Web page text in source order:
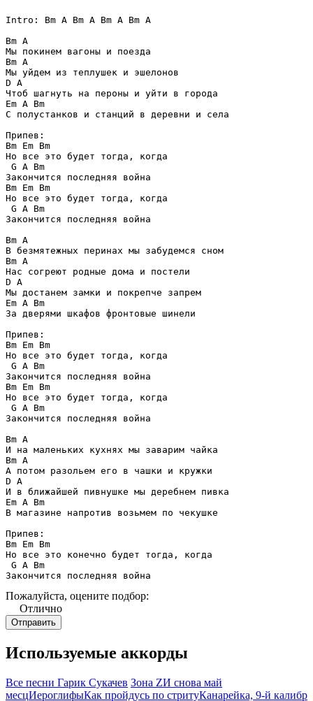
Intro: Bm A Bm A Bm A Bm A
Bm A
Мы покинем вагоны и поезда
Bm A
Мы уйдем из теплушек и эшелонов
D A
Чтоб шагнуть на пероны и уйти в города
Em A Bm
С полустанков и станций в деревни и села
Припев:
Bm Em Bm
Но все это будет тогда, когда
G A Bm
Закончится последняя война
Bm Em Bm
Но все это будет тогда, когда
G A Bm
Закончится последняя война
Bm A
В безмятежных перинах мы забудемся сном
Bm A
Нас согреют родные дома и постели
D A
Мы достанем замки и покрепче запрем
Em A Bm
За дверями шкафов фронтовые шинели
Припев:
Bm Em Bm
Но все это будет тогда, когда
G A Bm
Закончится последняя война
Bm Em Bm
Но все это будет тогда, когда
G A Bm
Закончится последняя война
Bm A
И на маленьких кухнях мы заварим чайка
Bm A
А потом разольем его в чашки и кружки
D A
И в ближайшей пивнушке мы деребнем пивка
Em A Bm
В магазине напротив возьмем по чекушке
Припев:
Bm Em Bm
Но все это конечно будет тогда, когда
G A Bm
Закончится последняя война
Пожалуйста, оцените подбор:
Отлично
Используемые аккорды
Все песни Гарик Сукачев Зона ZИ снова май
месцИероглифыКак пройдусь по стритуКанарейка, 9-й калибр